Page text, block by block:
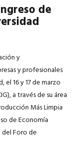
de
y
y profesionales
16 y 17 de marzo
a través de su área
Más Limpia
de Economía
del Foro de